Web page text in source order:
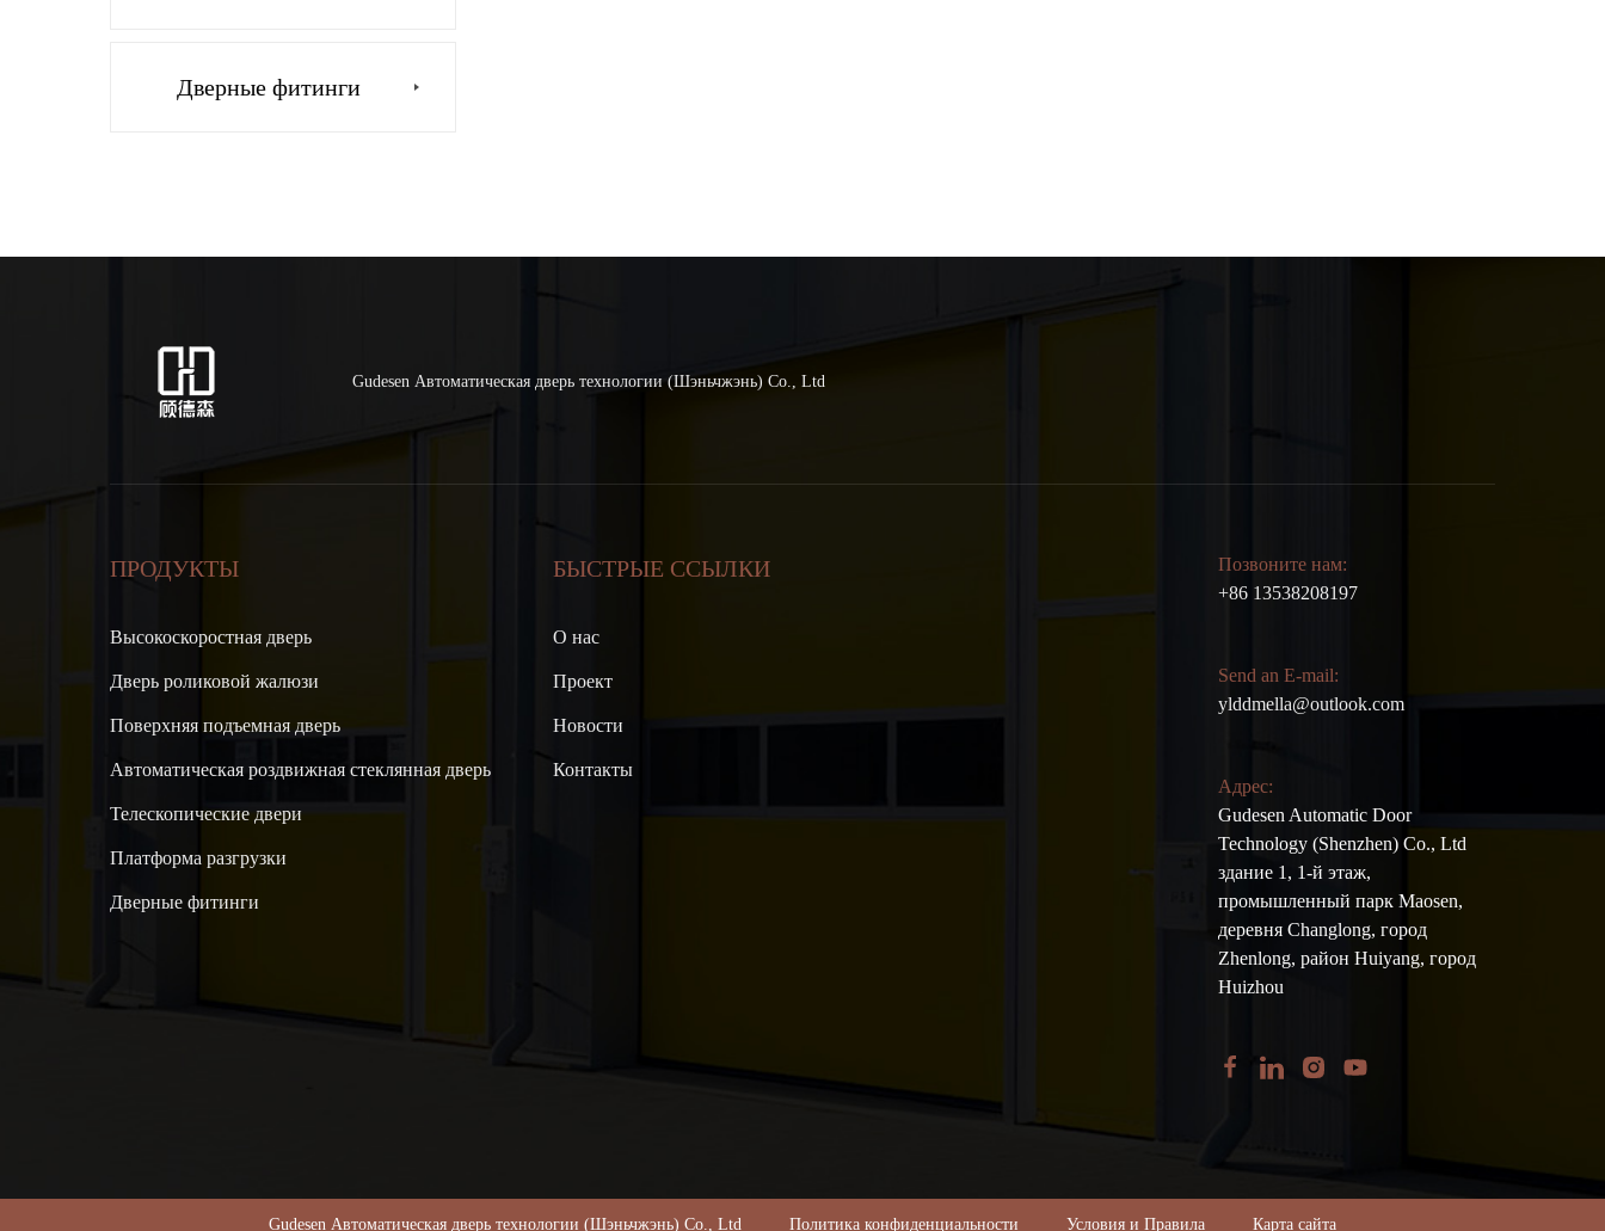
Дверные фитинги
Gudesen Автоматическая дверь технологии (Шэньчжэнь) Co., Ltd
ПРОДУКТЫ
Высокоскоростная дверь
Дверь роликовой жалюзи
Поверхняя подъемная дверь
Автоматическая роздвижная стеклянная дверь
Телескопические двери
Платформа разгрузки
Дверные фитинги
БЫСТРЫЕ ССЫЛКИ
О нас
Проект
Новости
Контакты
Позвоните нам:
+86 13538208197
Send an E-mail:
ylddmella@outlook.com
Адрес:
Gudesen Automatic Door
Technology (Shenzhen) Co., Ltd
здание 1, 1-й этаж,
промышленный парк Maosen,
деревня Changlong, город
Zhenlong, район Huiyang, город
Huizhou
Gudesen Автоматическая дверь технологии (Шэньчжэнь) Co., Ltd Политика конфиденциальности Условия и Правила Карта сайта